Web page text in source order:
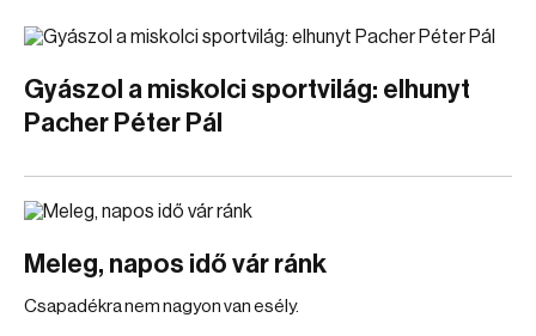
Gyászol a miskolci sportvilág: elhunyt
Pacher Péter Pál
Meleg, napos idő vár ránk
Csapadékra nem nagyon van esély.